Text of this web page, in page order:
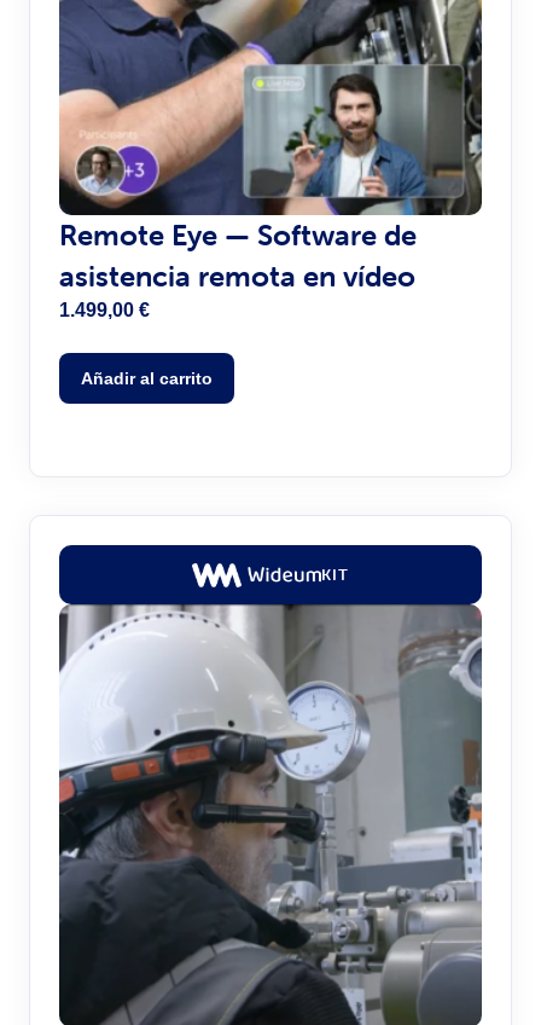
Remote Eye — Software de
asistencia remota en vídeo
1.499,00 €
Añadir al carrito
KIT